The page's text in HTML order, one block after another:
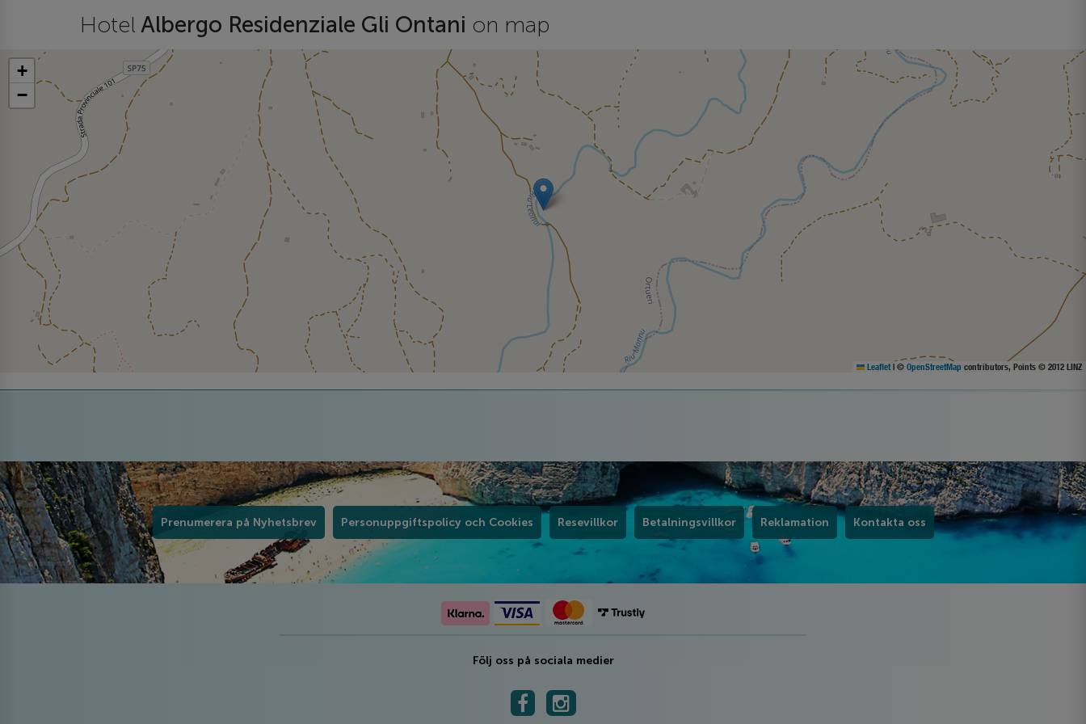
Hotel Albergo Residenziale Gli Ontani on map
+
−
Leaflet | © OpenStreetMap contributors, Points © 2012 LINZ
Prenumerera på Nyhetsbrev Personuppgiftspolicy och Cookies Resevillkor Betalningsvillkor Reklamation Kontakta oss
Följ oss på sociala medier